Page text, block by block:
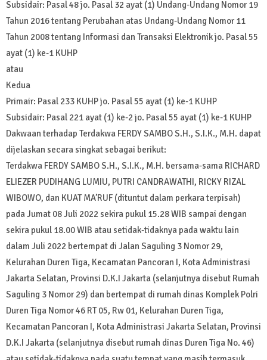
Subsidair: Pasal 48 jo. Pasal 32 ayat (1) Undang-Undang Nomor 19
Tahun 2016 tentang Perubahan atas Undang-Undang Nomor 11
Tahun 2008 tentang Informasi dan Transaksi Elektronik jo. Pasal 55
ayat (1) ke-1 KUHP
atau
Kedua
Primair: Pasal 233 KUHP jo. Pasal 55 ayat (1) ke-1 KUHP
Subsidair: Pasal 221 ayat (1) ke-2 jo. Pasal 55 ayat (1) ke-1 KUHP
Dakwaan terhadap Terdakwa FERDY SAMBO S.H., S.I.K., M.H. dapat
dijelaskan secara singkat sebagai berikut:
Terdakwa FERDY SAMBO S.H., S.I.K., M.H. bersama-sama RICHARD
ELIEZER PUDIHANG LUMIU, PUTRI CANDRAWATHI, RICKY RIZAL
WIBOWO, dan KUAT MA’RUF (dituntut dalam perkara terpisah)
pada Jumat 08 Juli 2022 sekira pukul 15.28 WIB sampai dengan
sekira pukul 18.00 WIB atau setidak-tidaknya pada waktu lain
dalam Juli 2022 bertempat di Jalan Saguling 3 Nomor 29,
Kelurahan Duren Tiga, Kecamatan Pancoran I, Kota Administrasi
Jakarta Selatan, Provinsi D.K.I Jakarta (selanjutnya disebut Rumah
Saguling 3 Nomor 29) dan bertempat di rumah dinas Komplek Polri
Duren Tiga Nomor 46 RT 05, Rw 01, Kelurahan Duren Tiga,
Kecamatan Pancoran I, Kota Administrasi Jakarta Selatan, Provinsi
D.K.I Jakarta (selanjutnya disebut rumah dinas Duren Tiga No. 46)